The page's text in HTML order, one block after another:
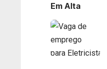
Em Alta